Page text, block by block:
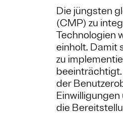
Die jüngsten
(CMP) zu
Technologien
einholt. Damit
zu
der
die